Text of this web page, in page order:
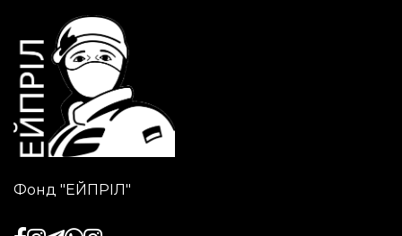
Фонд "ЕЙПРІЛ"